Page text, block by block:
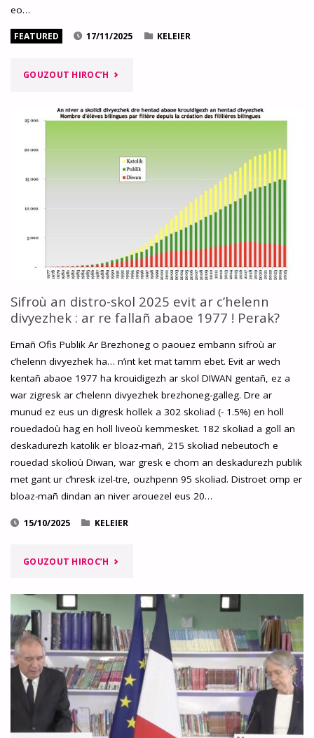
eo…
FEATURED 17/11/2025 KELEIER
GOUZOUT HIROC’H "EN
EVIT
MA
YEZHOÙ
!"
Sifroù an distro-skol 2025 evit ar c’helenn
divyezhek : ar re fallañ abaoe 1977 ! Perak?
Emañ Ofis Publik Ar Brezhoneg o paouez embann sifroù ar
c’helenn divyezhek ha… n’int ket mat tamm ebet. Evit ar wech
kentañ abaoe 1977 ha krouidigezh ar skol DIWAN gentañ, ez a
war zigresk ar c’helenn divyezhek brezhoneg-galleg. Dre ar
munud ez eus un digresk hollek a 302 skoliad (- 1.5%) en holl
rouedadoù hag en holl liveoù kemmesket. 182 skoliad a goll an
deskadurezh katolik er bloaz-mañ, 215 skoliad nebeutoc’h e
rouedad skolioù Diwan, war gresk e chom an deskadurezh publik
met gant ur c’hresk izel-tre, ouzhpenn 95 skoliad. Distroet omp er
bloaz-mañ dindan an niver arouezel eus 20…
15/10/2025 KELEIER
GOUZOUT HIROC’H "SIFROÙ
DISTRO-
SKOL
2025
EVIT
AR